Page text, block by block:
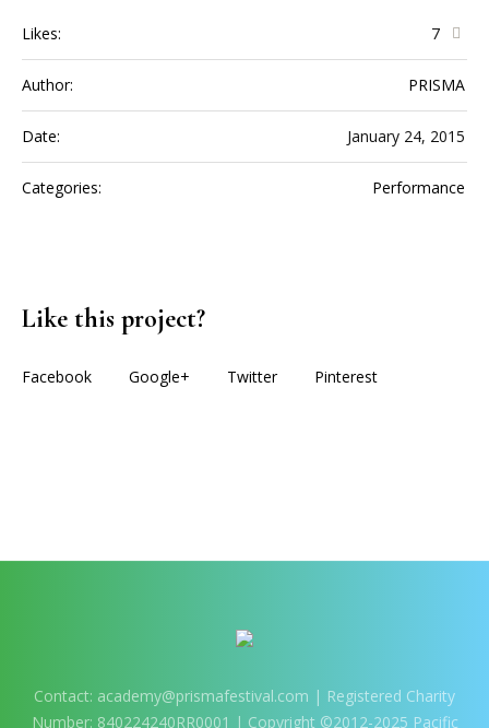
Likes: 7
Author: PRISMA
Date: January 24, 2015
Categories: Performance
Like this project?
Facebook Google+ Twitter Pinterest
Contact: academy@prismafestival.com | Registered Charity
Number: 840224240RR0001 | Copyright ©2012-2025 Pacific